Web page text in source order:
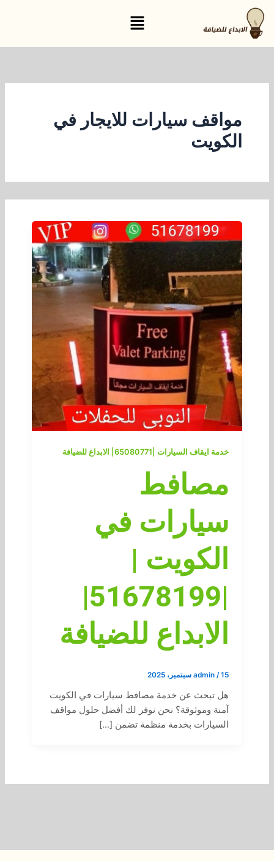
تخطي
إلى
المحتوى
القائمة
مواقف سيارات للايجار في
الكويت
خدمة ايقاف السيارات |65080771| الابداع للضيافة
مصافط
سيارات في
الكويت |
|51678199|
الابداع للضيافة
admin /15 سبتمبر، 2025
هل تبحث عن خدمة مصافط سيارات في الكويت
آمنة وموثوقة؟ نحن نوفر لك أفضل حلول مواقف
السيارات بخدمة منظمة تضمن […]